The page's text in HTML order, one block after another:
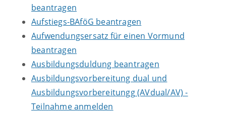
beantragen
Aufstiegs-BAföG beantragen
Aufwendungsersatz für einen Vormund
beantragen
Ausbildungsduldung beantragen
Ausbildungsvorbereitung dual und
Ausbildungsvorbereitungg (AVdual/AV) -
Teilnahme anmelden